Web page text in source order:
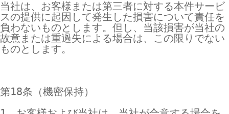
当社は、お客様または第三者に対する本件サービ
スの提供に起因して発生した損害について責任を
負わないものとします。但し、当該損害が当社の
故意または重過失による場合は、この限りでない
ものとします。
第18条（機密保持）